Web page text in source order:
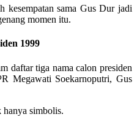
kesempatan sama Gus Dur jadi
momen itu.
1999
daftar tiga nama calon presiden
Megawati Soekarnoputri, Gus
simbolis.